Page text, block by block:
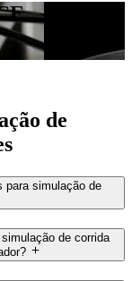
de
para simulação de
de corrida